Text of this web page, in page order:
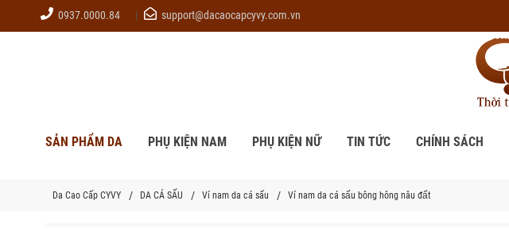
0937.0000.84 support@dacaocapcyvy.com.vn
SẢN PHẨM DA PHỤ KIỆN NAM PHỤ KIỆN NỮ TIN TỨC CHÍNH SÁCH
Da Cao Cấp CYVY DA CÁ SẤU Ví nam da cá sấu Ví nam da cá sấu bông hông nâu đất